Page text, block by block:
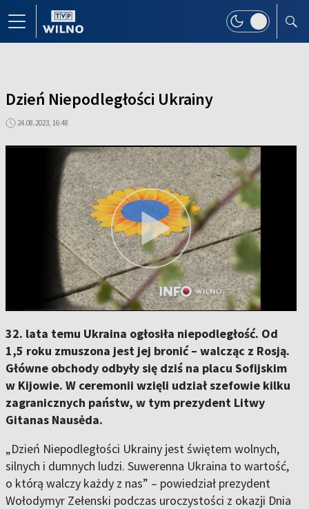
Dzień Niepodległości Ukrainy
24.08.2023, 16:48
32. lata temu Ukraina ogłosiła niepodległość. Od
1,5 roku zmuszona jest jej bronić – walcząc z Rosją.
Główne obchody odbyły się dziś na placu Sofijskim
w Kijowie. W ceremonii wzięli udział szefowie kilku
zagranicznych państw, w tym prezydent Litwy
Gitanas Nausėda.
„Dzień Niepodległości Ukrainy jest świętem wolnych,
silnych i dumnych ludzi. Suwerenna Ukraina to wartość,
o którą walczy każdy z nas” – powiedział prezydent
Wołodymyr Zełenski podczas uroczystości z okazji Dnia